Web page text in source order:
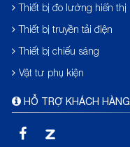
Thiết bị đo lường hiển thị
Thiết bị truyền tải điện
Thiết bị chiếu sáng
Vật tư phụ kiện
HỖ TRỢ KHÁCH HÀNG